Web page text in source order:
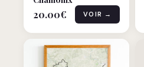
20.00€ VOIR →